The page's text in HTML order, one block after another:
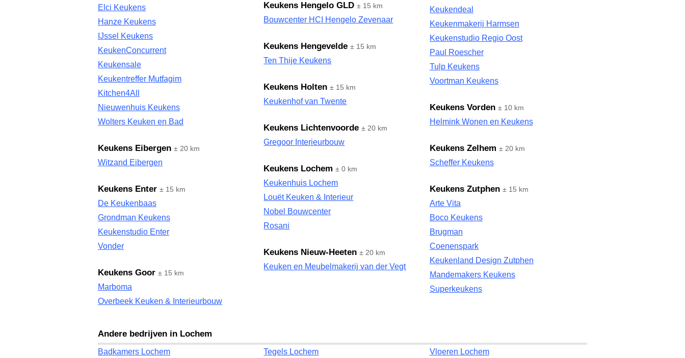
Elci Keukens
Hanze Keukens
IJssel Keukens
KeukenConcurrent
Keukensale
Keukentreffer Mutfagim
Kitchen4All
Nieuwenhuis Keukens
Wolters Keuken en Bad
Keukens Eibergen ± 20 km
Witzand Eibergen
Keukens Enter ± 15 km
De Keukenbaas
Grondman Keukens
Keukenstudio Enter
Vonder
Keukens Goor ± 15 km
Marboma
Overbeek Keuken & Interieurbouw
Keukens Hengelo GLD ± 15 km
Bouwcenter HCI Hengelo Zevenaar
Keukens Hengevelde ± 15 km
Ten Thije Keukens
Keukens Holten ± 15 km
Keukenhof van Twente
Keukens Lichtenvoorde ± 20 km
Gregoor Interieurbouw
Keukens Lochem ± 0 km
Keukenhuis Lochem
Louët Keuken & Interieur
Nobel Bouwcenter
Rosani
Keukens Nieuw-Heeten ± 20 km
Keuken en Meubelmakerij van der Vegt
Keukendeal
Keukenmakerij Harmsen
Keukenstudio Regio Oost
Paul Roescher
Tulp Keukens
Voortman Keukens
Keukens Vorden ± 10 km
Helmink Wonen en Keukens
Keukens Zelhem ± 20 km
Scheffer Keukens
Keukens Zutphen ± 15 km
Arte Vita
Boco Keukens
Brugman
Coenenspark
Keukenland Design Zutphen
Mandemakers Keukens
Superkeukens
Andere bedrijven in Lochem
Badkamers Lochem Tegels Lochem Vloeren Lochem